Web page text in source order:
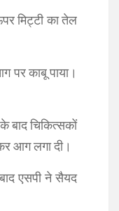
मिट्टी का तेल
काबू पाया।
बाद चिकित्सकों
आग लगा दी।
एसपी ने सैयद